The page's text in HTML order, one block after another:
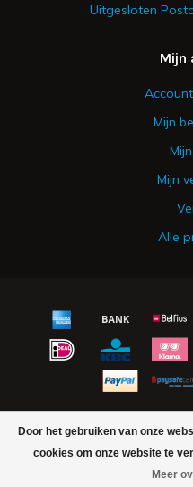
Door het gebruiken van onze
cookies om onze website te
Meer
Uitgesloten
Mijn
Mijn
Mijn
Alle
© Copyright 2026 Urker
- Theme